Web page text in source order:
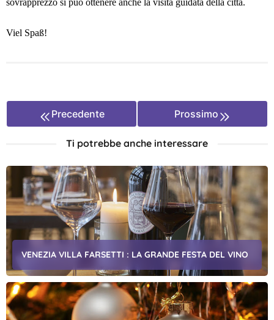
sovrapprezzo si può ottenere anche la visita guidata della città.
Viel Spaß!
Precedente Prossimo
Ti potrebbe anche interessare
VENEZIA VILLA FARSETTI : LA GRANDE FESTA DEL VINO